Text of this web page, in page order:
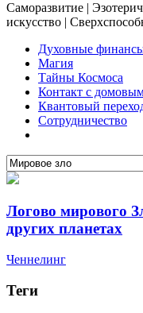
Саморазвитие |
искусство |
Духовные
Магия
Тайны Космоса
Контакт с
Квантовый
Сотрудничество
Логово мирового
других планетах
Ченнелинг
Теги